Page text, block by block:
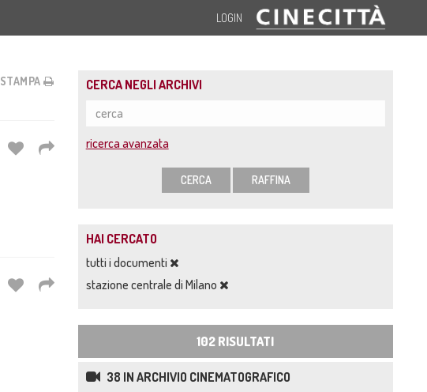
LOGIN
STAMPA CERCA NEGLI ARCHIVI
ricerca avanzata
CERCA RAFFINA
HAI CERCATO
tutti i documenti
stazione centrale di Milano
102 RISULTATI
38 IN ARCHIVIO CINEMATOGRAFICO